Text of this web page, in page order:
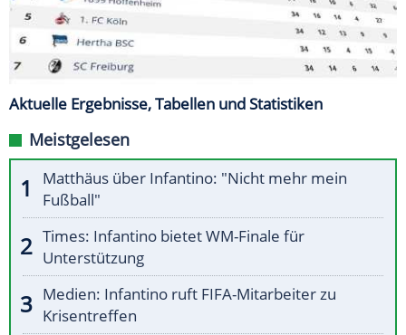
Aktuelle Ergebnisse, Tabellen und Statistiken
Meistgelesen
Matthäus über Infantino: "Nicht mehr mein
Fußball"
Times: Infantino bietet WM-Finale für
Unterstützung
Medien: Infantino ruft FIFA-Mitarbeiter zu
Krisentreffen